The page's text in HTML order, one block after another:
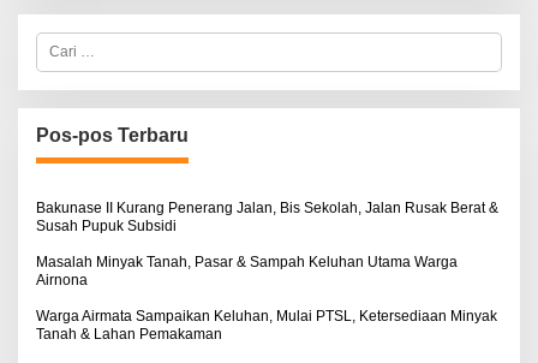
C
r
i
u
n
u
:
Pos-pos Terbaru
Bakunase II Kurang Penerang Jalan, Bis Sekolah, Jalan Rusak Berat &
Susah Pupuk Subsidi
Masalah Minyak Tanah, Pasar & Sampah Keluhan Utama Warga
Airnona
Warga Airmata Sampaikan Keluhan, Mulai PTSL, Ketersediaan Minyak
Tanah & Lahan Pemakaman